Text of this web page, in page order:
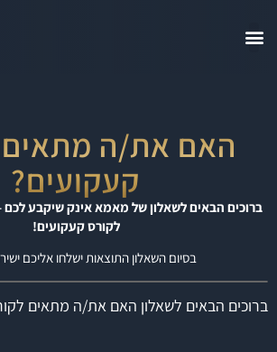
האם את/ה מתאים
קעקועים?
ברוכים הבאים לשאלון של מאמא אינק שיקבע
לקורס קעקועים!
בסיום השאלון התוצאות ישלחו אליכם
ברוכים הבאים לשאלון האם את/ה מתאים